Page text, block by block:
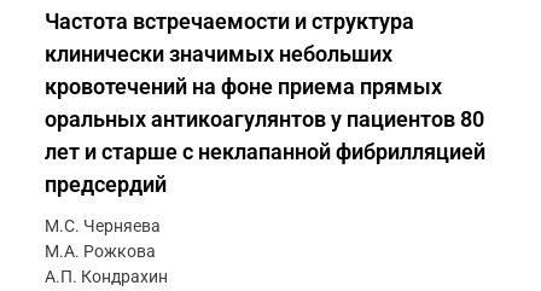
Частота встречаемости и структура
клинически значимых небольших
кровотечений на фоне приема прямых
оральных антикоагулянтов у пациентов 80
лет и старше с неклапанной фибрилляцией
предсердий
М.С. Черняева
М.А. Рожкова
А.П. Кондрахин